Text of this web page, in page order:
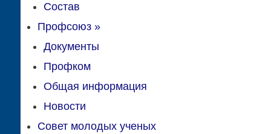
Состав
Профсоюз»
Документы
Профком
Общая информация
Новости
Совет молодых ученых